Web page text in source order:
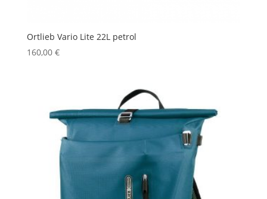
Ortlieb Vario Lite 22L petrol
160,00 €